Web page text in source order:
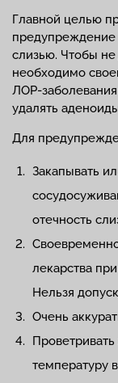
Главной целью
предупреждение
слизью. Чтобы не
необходимо
ЛОР-
удалять
Для
Закапывать
отечность
лекарства
Нельзя
Очень
температуру